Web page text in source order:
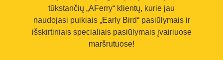
tūkstančių „AFerry“ klientų, kurie jau
naudojasi puikiais „Early Bird“ pasiūlymais ir
išskirtiniais specialiais pasiūlymais įvairiuose
maršrutuose!